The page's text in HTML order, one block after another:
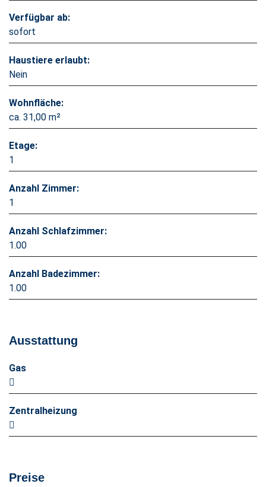
Verfügbar ab:
sofort
Haustiere erlaubt:
Nein
Wohnfläche:
ca. 31,00 m²
Etage:
1
Anzahl Zimmer:
1
Anzahl Schlafzimmer:
1.00
Anzahl Badezimmer:
1.00
Ausstattung
Gas
Zentralheizung
Preise